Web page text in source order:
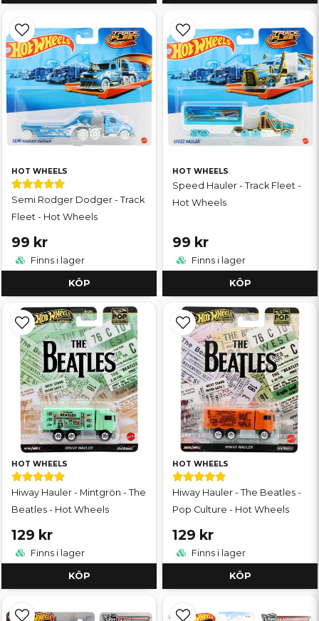
HOT WHEELS
Semi Rodger Dodger - Track
Fleet - Hot Wheels
99 kr
Finns i lager
KÖP
HOT WHEELS
Speed Hauler - Track Fleet -
Hot Wheels
99 kr
Finns i lager
KÖP
HOT WHEELS
Hiway Hauler - Mintgrön - The
Beatles - Hot Wheels
129 kr
Finns i lager
KÖP
HOT WHEELS
Hiway Hauler - The Beatles -
Pop Culture - Hot Wheels
129 kr
Finns i lager
KÖP